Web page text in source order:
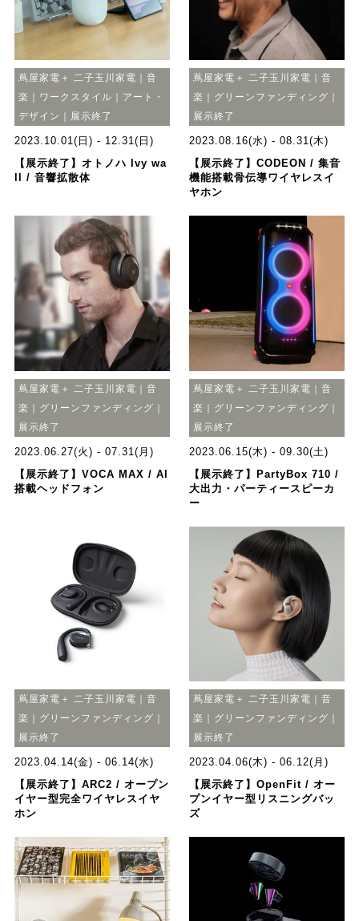
蔦屋家電＋ 二子玉川家電｜音
楽｜ワークスタイル｜アート・
デザイン｜展示終了
2023.10.01(日) - 12.31(日)
【展示終了】オトノハ Ivy wa
ll / 音響拡散体
蔦屋家電＋ 二子玉川家電｜音
楽｜グリーンファンディング｜
展示終了
2023.08.16(水) - 08.31(木)
【展示終了】CODEON / 集音
機能搭載骨伝導ワイヤレスイ
ヤホン
蔦屋家電＋ 二子玉川家電｜音
楽｜グリーンファンディング｜
展示終了
2023.06.27(火) - 07.31(月)
【展示終了】VOCA MAX / AI
搭載ヘッドフォン
蔦屋家電＋ 二子玉川家電｜音
楽｜グリーンファンディング｜
展示終了
2023.06.15(木) - 09.30(土)
【展示終了】PartyBox 710 /
大出力・パーティースピーカ
ー
蔦屋家電＋ 二子玉川家電｜音
楽｜グリーンファンディング｜
展示終了
2023.04.14(金) - 06.14(水)
【展示終了】ARC2 / オープン
イヤー型完全ワイヤレスイヤ
ホン
蔦屋家電＋ 二子玉川家電｜音
楽｜グリーンファンディング｜
展示終了
2023.04.06(木) - 06.12(月)
【展示終了】OpenFit / オー
プンイヤー型リスニングバッ
ズ